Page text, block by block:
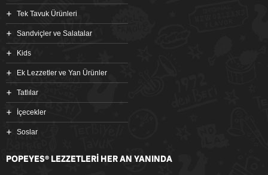
Tek Tavuk Ürünleri
Sandviçler ve Salatalar
Kids
Ek Lezzetler ve Yan Ürünler
Tatlılar
İçecekler
Soslar
POPEYES® LEZZETLERİ HER AN YANINDA